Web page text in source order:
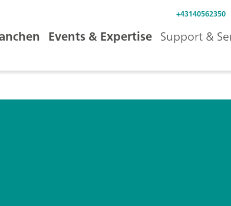
+43140562350
Events & Expertise Support &